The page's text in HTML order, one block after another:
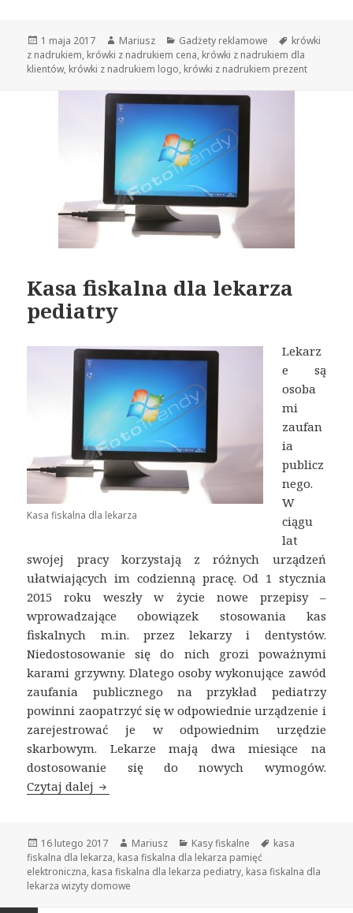
Opublikowano
1 maja 2017 Autor
Mariusz Kategorie
Gadżety reklamowe Tagi
krówki
z nadrukiem, krówki z nadrukiem cena, krówki z nadrukiem dla
klientów, krówki z nadrukiem logo, krówki z nadrukiem prezent
Kasa fiskalna dla lekarza
pediatry
Kasa fiskalna dla lekarza
Lekarz
e są
osoba
mi
zaufan
ia
publicz
nego.
W
ciągu
lat
swojej pracy korzystają z różnych urządzeń
ułatwiających im codzienną pracę. Od 1 stycznia
2015 roku weszły w życie nowe przepisy –
wprowadzające obowiązek stosowania kas
fiskalnych m.in. przez lekarzy i dentystów.
Niedostosowanie się do nich grozi poważnymi
karami grzywny. Dlatego osoby wykonujące zawód
zaufania publicznego na przykład pediatrzy
powinni zaopatrzyć się w odpowiednie urządzenie i
zarejestrować je w odpowiednim urzędzie
skarbowym. Lekarze mają dwa miesiące na
dostosowanie się do nowych wymogów.
Czytaj dalej Kasa fiskalna dla lekarza pediatry
Opublikowano
16 lutego 2017 Autor
Mariusz Kategorie
Kasy fiskalne Tagi
kasa
fiskalna dla lekarza, kasa fiskalna dla lekarza pamięć
elektroniczna, kasa fiskalna dla lekarza pediatry, kasa fiskalna dla
lekarza wizyty domowe